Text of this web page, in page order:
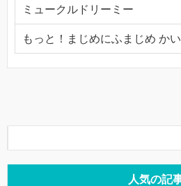
ミュークルドリーミー
もっと！まじめにふまじめ か
人気の記